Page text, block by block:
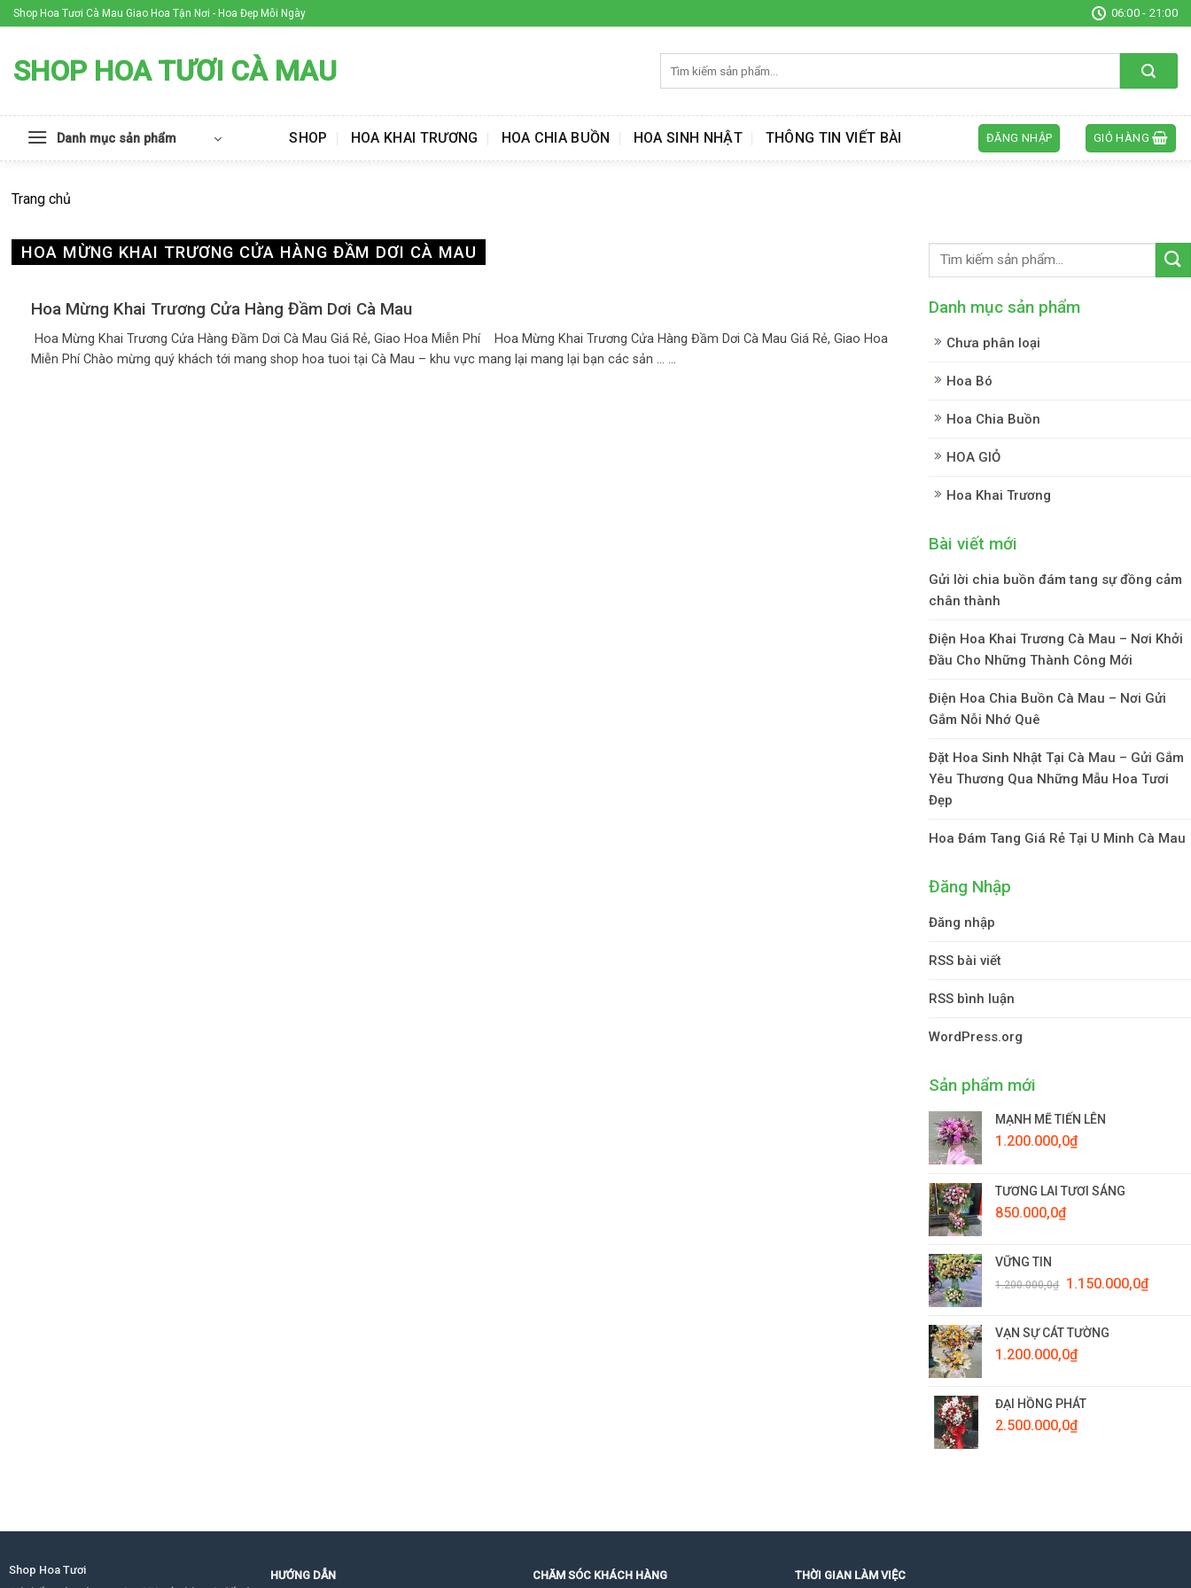
Skip
to
Shop Hoa Tươi Cà Mau Giao Hoa Tận Nơi - Hoa Đẹp Mỗi Ngày 06:00 - 21:00
SHOP HOA TƯƠI CÀ MAU
kiếm:
Danh mục sản phẩm SHOP HOA KHAI TRƯƠNG HOA CHIA BUỒN HOA SINH NHẬT THÔNG TIN VIẾT BÀI ĐĂNG NHẬP GIỎ HÀNG
Trang chủ
HOA MỪNG KHAI TRƯƠNG CỬA HÀNG ĐẦM DƠI CÀ MAU
Hoa Mừng Khai Trương Cửa Hàng Đầm Dơi Cà Mau
Hoa Mừng Khai Trương Cửa Hàng Đầm Dơi Cà Mau Giá Rẻ, Giao Hoa Miễn Phí Hoa Mừng Khai Trương Cửa Hàng Đầm Dơi Cà Mau Giá Rẻ, Giao Hoa
Miễn Phí Chào mừng quý khách tới mang shop hoa tuoi tại Cà Mau – khu vực mang lại mang lại bạn các sản ... ...
Danh mục sản phẩm
Chưa phân loại
Hoa Bó
Hoa Chia Buồn
HOA GIỎ
Hoa Khai Trương
Bài viết mới
Gửi lời chia buồn đám tang sự đồng cảm
chân thành
Điện Hoa Khai Trương Cà Mau – Nơi Khởi
Đầu Cho Những Thành Công Mới
Điện Hoa Chia Buồn Cà Mau – Nơi Gửi
Gắm Nỗi Nhớ Quê
Đặt Hoa Sinh Nhật Tại Cà Mau – Gửi Gắm
Yêu Thương Qua Những Mẫu Hoa Tươi
Đẹp
Hoa Đám Tang Giá Rẻ Tại U Minh Cà Mau
Đăng Nhập
Đăng nhập
RSS bài viết
RSS bình luận
WordPress.org
Sản phẩm mới
MẠNH MẼ TIẾN LÊN
1.200.000,0₫
TƯƠNG LAI TƯƠI SÁNG
850.000,0₫
VỮNG TIN
1.200.000,0₫
Giá
1.200.000,0₫.
1.150.000,0₫Giá
VẠN SỰ CÁT TƯỜNG
1.200.000,0₫
ĐẠI HỒNG PHÁT
2.500.000,0₫
Shop Hoa Tươi
HƯỚNG DẪN CHĂM SÓC KHÁCH HÀNG THỜI GIAN LÀM VIỆC